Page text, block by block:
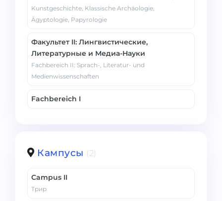
Kunstgeschichte, Klassische Archäologie,
Ägyptologie, Papyrologie
Факультет II: Лингвистические,
Литературные и Медиа-Науки
Fachbereich II: Sprach-, Literatur- und
Medienwissenschaften
Fachbereich I
Кампусы (2)
Campus II
Трир